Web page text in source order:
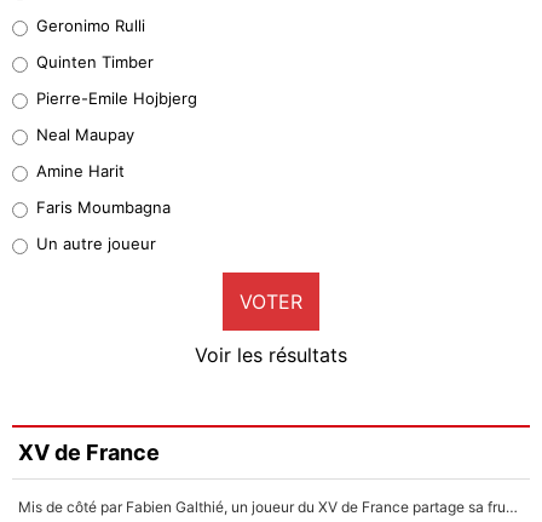
32%
5%
1%
9%
Faris Moumbagna
4%
Geronimo Rulli
Quinten Timber
Pierre-Emile Hojbjerg
Neal Maupay
Amine Harit
Faris Moumbagna
Un autre joueur
VOTER
Voir les résultats
XV de France
Mis de côté par Fabien Galthié, un joueur du XV de France partage sa frustration : «ils ne me l’ont pas dit tout de suite»